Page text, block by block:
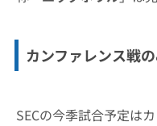
カンファレンス戦
SECの今季試合予定は